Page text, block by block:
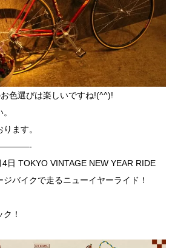
色選びは楽しいですね!(^^)!
ます。
日 TOKYO VINTAGE NEW YEAR RIDE
バイクで走るニューイヤーライド！
！